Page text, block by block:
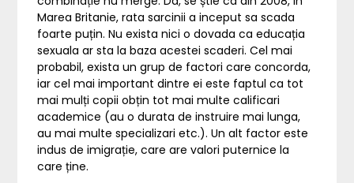
Marea Britanie, rata sarcinii a inceput sa scada
foarte puțin. Nu exista nici o dovada ca educația
sexuala ar sta la baza acestei scaderi. Cel mai
probabil, exista un grup de factori care concorda,
iar cel mai important dintre ei este faptul ca tot
mai mulți copii obțin tot mai multe calificari
academice (au o durata de instruire mai lunga,
au mai multe specializari etc.). Un alt factor este
indus de imigrație, care are valori puternice la
care ține.